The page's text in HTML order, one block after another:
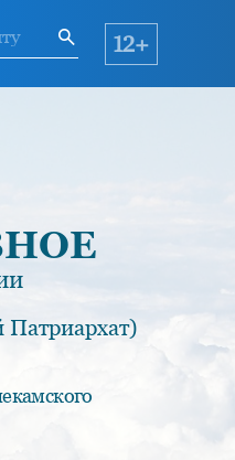
12+
Патриархат)